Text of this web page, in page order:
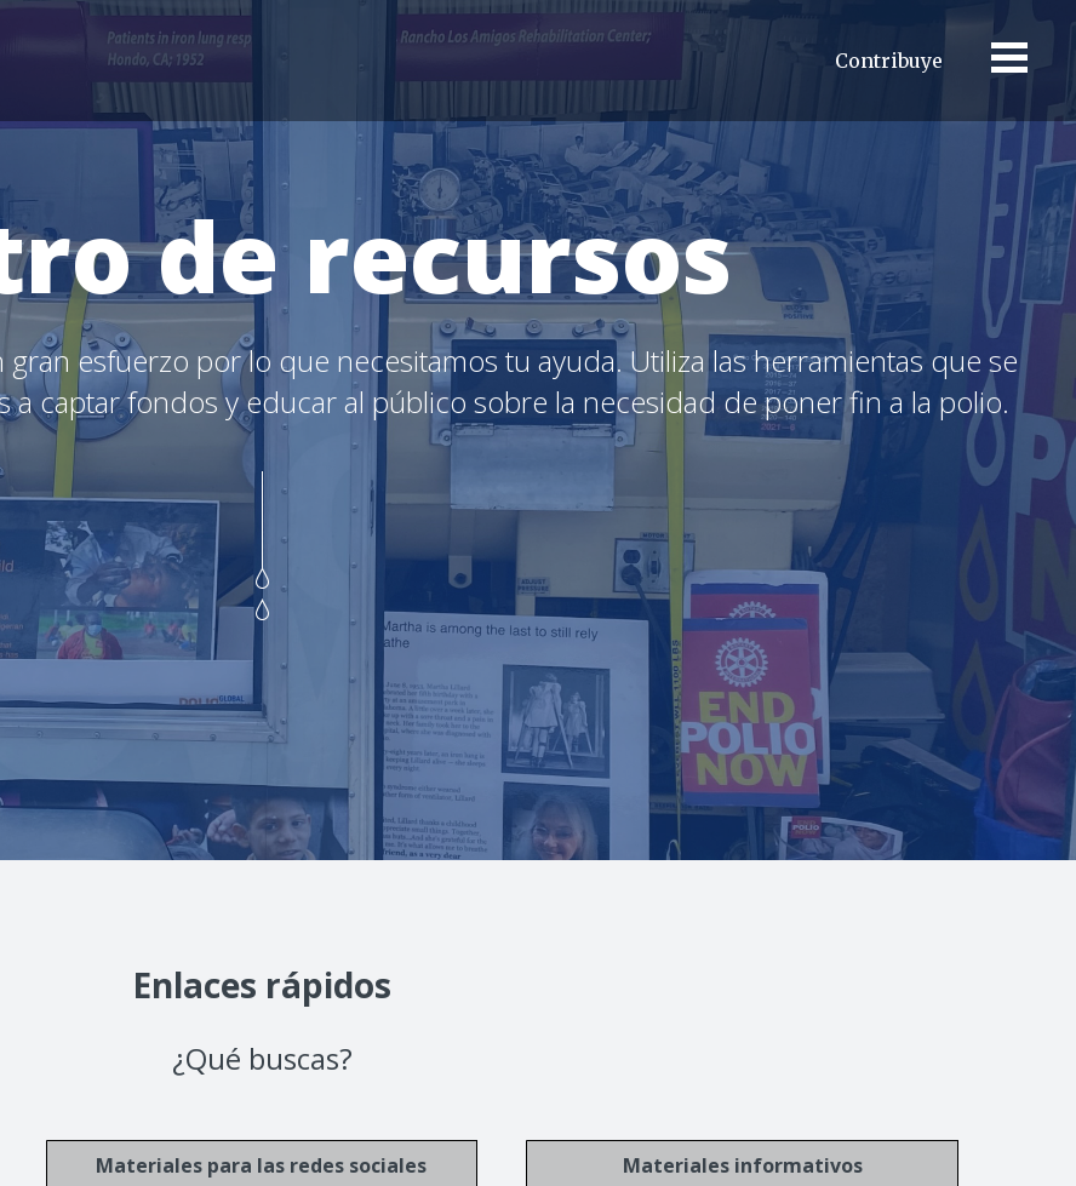
Contribuye
de recursos
esfuerzo por lo que necesitamos tu ayuda. Utiliza las herramientas que se
captar fondos y educar al público sobre la necesidad de poner fin a la polio.
Enlaces rápidos
¿Qué buscas?
Materiales para las redes sociales Materiales informativos